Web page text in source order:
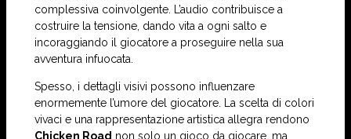
complessiva coinvolgente. L’audio contribuisce a
costruire la tensione, dando vita a ogni salto e
incoraggiando il giocatore a proseguire nella sua
avventura infuocata.
Spesso, i dettagli visivi possono influenzare
enormemente l’umore del giocatore. La scelta di colori
vivaci e una rappresentazione artistica allegra rendono
Chicken Road non solo un gioco da giocare, ma